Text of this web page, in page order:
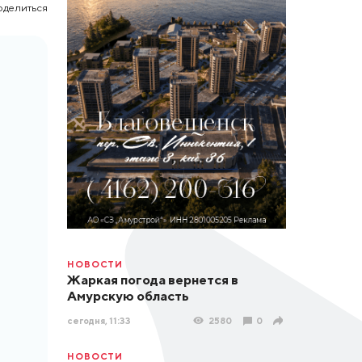
НОВОСТИ
Жаркая погода вернется в
Амурскую область
сегодня, 11:33 2580 0
НОВОСТИ